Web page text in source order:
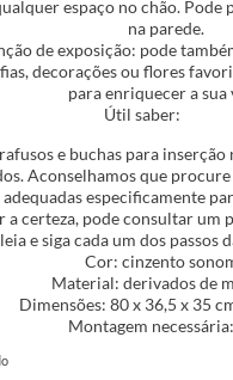
espaço no chão. Pode
na parede.
de exposição: pode
decorações ou flores
para enriquecer a sua
Útil saber:
e buchas para inserção
Aconselhamos que
especificamente
a certeza, pode consultar um
leia e siga cada um dos passos
Cor: cinzento
Material: derivados de
Dimensões: 80 x 36,5 x 35
Montagem